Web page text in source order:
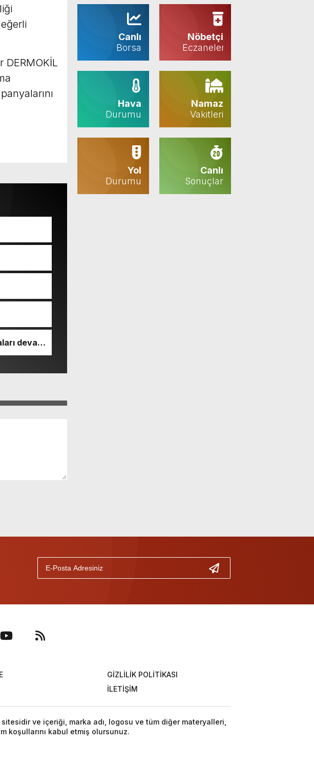
Canlı
Borsa
Nöbetçi
Eczaneler
Hava
Durumu
Namaz
Vakitleri
Yol
Durumu
Canlı
Sonuçlar
DERMOKİL
devam
GİZLİLİK POLİTİKASI
İLETİŞİM
ve içeriği, marka adı, logosu ve tüm diğer materyalleri,
koşullarını kabul etmiş olursunuz.